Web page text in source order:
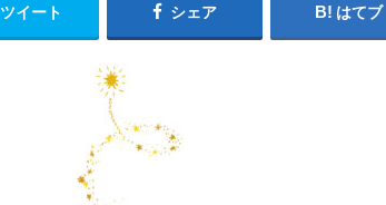
ツイート シェア はてブ